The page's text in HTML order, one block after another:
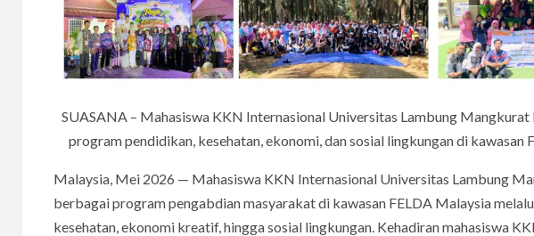
SUASANA – Mahasiswa KKN Internasional Universitas Lambung
program pendidikan, kesehatan, ekonomi, dan sosial lingkungan di
Malaysia, Mei 2026 — Mahasiswa KKN Internasional Universitas Lambung
berbagai program pengabdian masyarakat di kawasan FELDA Malaysia
kesehatan, ekonomi kreatif, hingga sosial lingkungan. Kehadiran mahasiswa